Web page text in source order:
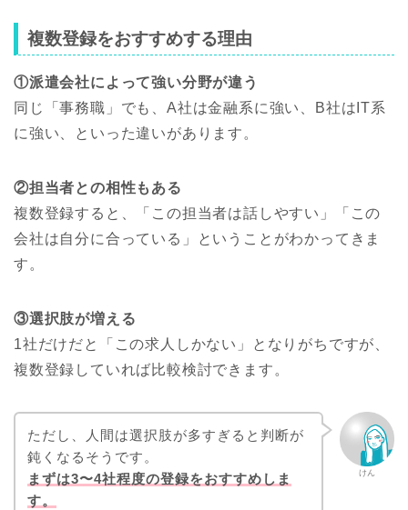
複数登録をおすすめする理由
①派遣会社によって強い分野が違う
同じ「事務職」でも、A社は金融系に強い、B社はIT系
に強い、といった違いがあります。
②担当者との相性もある
複数登録すると、「この担当者は話しやすい」「この
会社は自分に合っている」ということがわかってきま
す。
③選択肢が増える
1社だけだと「この求人しかない」となりがちですが、
複数登録していれば比較検討できます。
けん
ただし、人間は選択肢が多すぎると判断が
鈍くなるそうです。
まずは3〜4社程度の登録をおすすめしま
す。